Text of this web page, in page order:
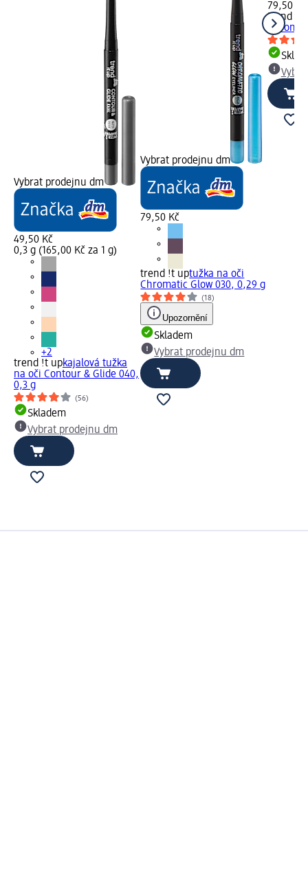
Vybrat prodejnu dm
49,50 Kč
0,3 g (165,00 Kč za 1 g)
+2
trend !t upkajalová tužka
na oči Contour & Glide 040,
0,3 g
(56)
Skladem
Vybrat prodejnu dm
Vybrat prodejnu dm
79,50 Kč
trend !t uptužka na oči
Chromatic Glow 030, 0,29 g
(18)
Upozornění
Skladem
Vybrat prodejnu dm
79,50 Kč
trend !t